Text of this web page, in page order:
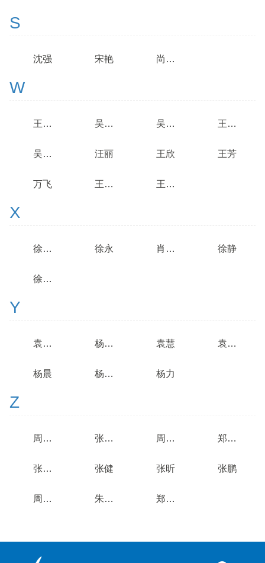
S
沈强 宋艳 尚珊珊
W
王若思 吴文若 吴瑞璟 王墨涵
吴友富 汪丽 王欣 王芳
万飞 王海峰 王风华
X
徐宛月 徐永 肖俊杰 徐静
徐四华
Y
袁扬舟 杨放春 袁慧 袁王珏
杨晨 杨晓兰 杨力
Z
周家慧 张鹏宇 周柳芳 郑宇杰
张明月 张健 张昕 张鹏
周晓林 朱吉庆 郑晓薇